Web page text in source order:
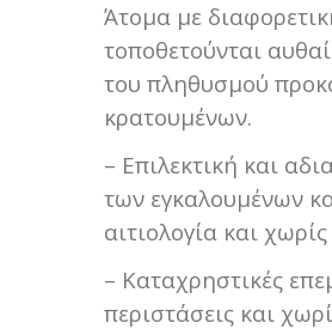
Άτομα με
τοποθετούνται
του πληθυσμού
κρατουμένων.
– Επιλεκτική και
των εγκαλουμένων
αιτιολογία και
– Καταχρηστικές
περιστάσεις και